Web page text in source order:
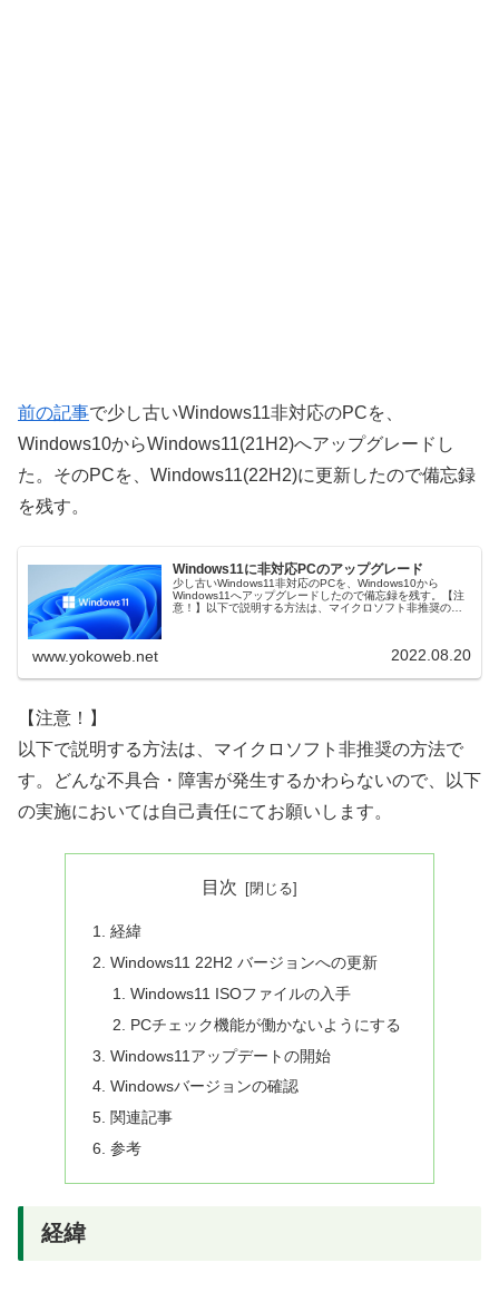
前の記事で少し古いWindows11非対応のPCを、
Windows10からWindows11(21H2)へアップグレードし
た。そのPCを、Windows11(22H2)に更新したので備忘録
を残す。
Windows11に非対応PCのアップグレード
少し古いWindows11非対応のPCを、Windows10から
Windows11へアップグレードしたので備忘録を残す。【注
意！】以下で説明する方法は、マイクロソフト非推奨の方
www.yokoweb.net 2022.08.20
【注意！】
以下で説明する方法は、マイクロソフト非推奨の方法で
す。どんな不具合・障害が発生するかわらないので、以下
の実施においては自己責任にてお願いします。
目次
経緯
Windows11 22H2 バージョンへの更新
Windows11 ISOファイルの入手
PCチェック機能が働かないようにする
Windows11アップデートの開始
Windowsバージョンの確認
関連記事
参考
経緯